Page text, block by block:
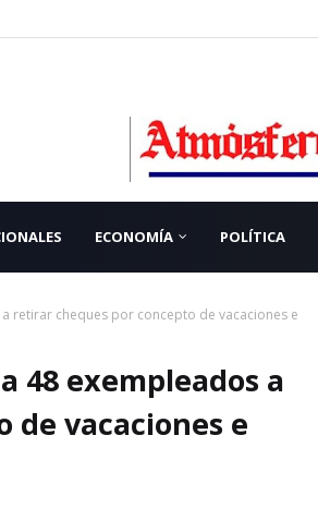
ECONOMÍA POLÍTICA
retirar cheques por concepto de vacaciones e
48 exempleados a
de vacaciones e